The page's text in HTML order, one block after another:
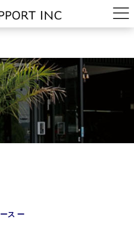
ス ー